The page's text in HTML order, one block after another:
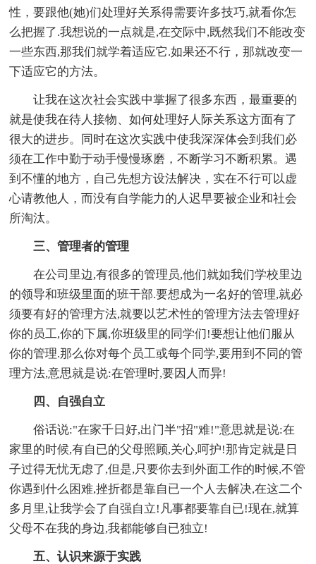
性，要跟他(她)们处理好关系得需要许多技巧,就看你怎
么把握了.我想说的一点就是,在交际中,既然我们不能改变
一些东西,那我们就学着适应它.如果还不行，那就改变一
下适应它的方法。
让我在这次社会实践中掌握了很多东西，最重要的
就是使我在待人接物、如何处理好人际关系这方面有了
很大的进步。同时在这次实践中使我深深体会到我们必
须在工作中勤于动手慢慢琢磨，不断学习不断积累。遇
到不懂的地方，自己先想方设法解决，实在不行可以虚
心请教他人，而没有自学能力的人迟早要被企业和社会
所淘汰。
三、管理者的管理
在公司里边,有很多的管理员,他们就如我们学校里边
的领导和班级里面的班干部.要想成为一名好的管理,就必
须要有好的管理方法,就要以艺术性的管理方法去管理好
你的员工,你的下属,你班级里的同学们!要想让他们服从
你的管理.那么你对每个员工或每个同学,要用到不同的管
理方法,意思就是说:在管理时,要因人而异!
四、自强自立
俗话说:"在家千日好,出门半"招"难!"意思就是说:在
家里的时候,有自已的父母照顾,关心,呵护!那肯定就是日
子过得无忧无虑了,但是,只要你去到外面工作的时候,不管
你遇到什么困难,挫折都是靠自已一个人去解决,在这二个
多月里,让我学会了自强自立!凡事都要靠自已!现在,就算
父母不在我的身边,我都能够自已独立!
五、认识来源于实践